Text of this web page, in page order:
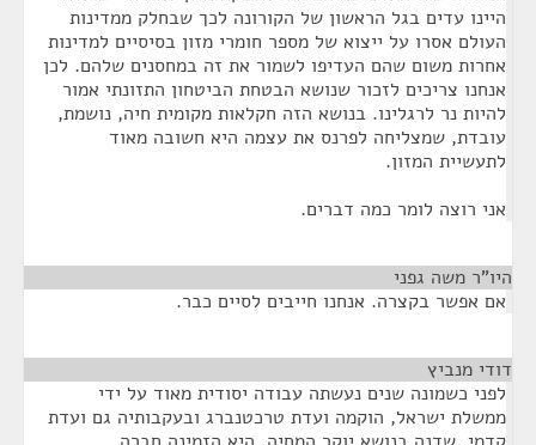
היינו עדים בגל הראשון של הקורונה לכך שבחלק ממדינות
העולם אסרו על ייצוא של מספר חומרי מזון בסיסיים למדינות
אחרות משום שהם העדיפו לשמור את זה במחסנים שלהם. לכן
אנחנו צריכים לזכור שנושא הבטחת הביטחון התזונתי אמור
להיות נר לרגלינו. בנושא הזה חקלאות מקומית חיה, נושמת,
עובדת, שמצליחה לפרנס את עצמה היא חשובה מאוד
לתעשיית המזון.
אני רוצה לומר כמה דברים.
היו"ר משה גפני
אם אפשר בקצרה. אנחנו חייבים לסיים כבר.
דודי מנביץ
לפני כשמונה שנים נעשתה עבודה יסודית מאוד על ידי
ממשלת ישראל, הוקמה ועדת טרכטנברג ובעקבותיה גם ועדת